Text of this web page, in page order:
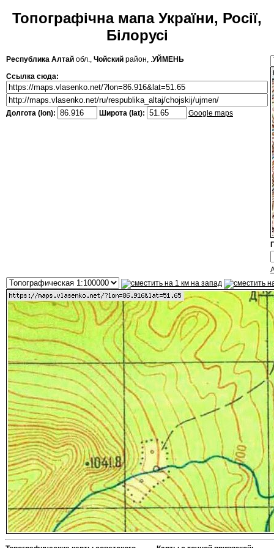
Топографічна мапа України, Росії,
Білорусі
Республика Алтай обл., Чойский район, .УЙМЕНЬ
Ссылка сюда:
Долгота (lon): Широта (lat): Google maps